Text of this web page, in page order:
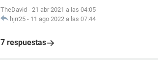
TheDavid - 21 abr 2021 a las 04:05
hjrr25 - 11 ago 2022 a las 07:44
7 respuestas